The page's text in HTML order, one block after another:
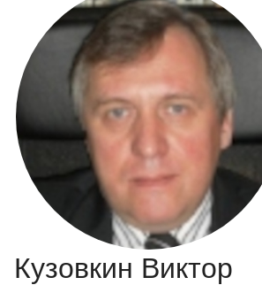
БАЗА ЗНАНИЙ
КЛЮЧЕВЫЕ СЛОВА
Регистрация
Кузовкин Виктор